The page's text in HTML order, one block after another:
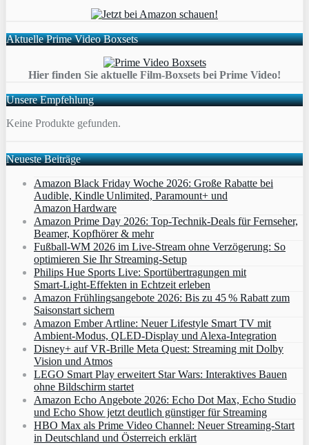
Aktuelle Prime Video Boxsets
Hier finden Sie aktuelle Film-Boxsets bei Prime Video!
Unsere Empfehlung
Keine Produkte gefunden.
Neueste Beiträge
Amazon Black Friday Woche 2026: Große Rabatte bei
Audible, Kindle Unlimited, Paramount+ und
Amazon Hardware
Amazon Prime Day 2026: Top-Technik-Deals für Fernseher,
Beamer, Kopfhörer & mehr
Fußball-WM 2026 im Live-Stream ohne Verzögerung: So
optimieren Sie Ihr Streaming-Setup
Philips Hue Sports Live: Sportübertragungen mit
Smart‑Light‑Effekten in Echtzeit erleben
Amazon Frühlingsangebote 2026: Bis zu 45 % Rabatt zum
Saisonstart sichern
Amazon Ember Artline: Neuer Lifestyle Smart TV mit
Ambient‑Modus, QLED‑Display und Alexa‑Integration
Disney+ auf VR-Brille Meta Quest: Streaming mit Dolby
Vision und Atmos
LEGO Smart Play erweitert Star Wars: Interaktives Bauen
ohne Bildschirm startet
Amazon Echo Angebote 2026: Echo Dot Max, Echo Studio
und Echo Show jetzt deutlich günstiger für Streaming
HBO Max als Prime Video Channel: Neuer Streaming‑Start
in Deutschland und Österreich erklärt